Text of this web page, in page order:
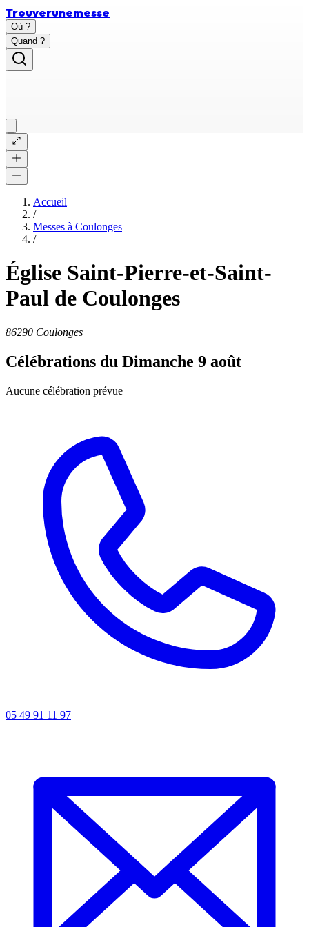
Trouverunemesse
Où ?
Quand ?
Accueil
/
Messes à Coulonges
/
Église Saint-Pierre-et-Saint-
Paul de Coulonges
86290 Coulonges
Célébrations du Dimanche 9 août
Aucune célébration prévue
05 49 91 11 97